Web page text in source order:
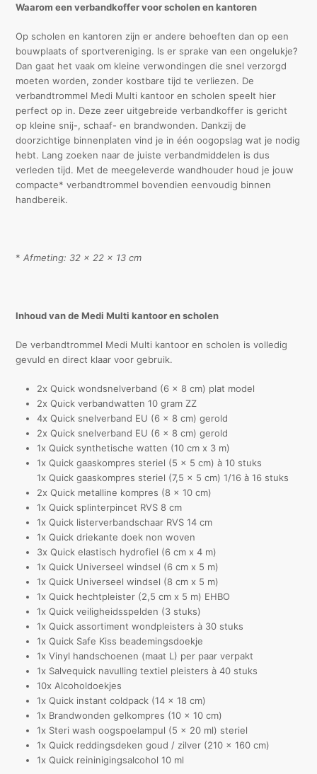
Waarom een verbandkoffer voor scholen en kantoren
Op scholen en kantoren zijn er andere behoeften dan op een
bouwplaats of sportvereniging. Is er sprake van een ongelukje?
Dan gaat het vaak om kleine verwondingen die snel verzorgd
moeten worden, zonder kostbare tijd te verliezen. De
verbandtrommel Medi Multi kantoor en scholen speelt hier
perfect op in. Deze zeer uitgebreide verbandkoffer is gericht
op kleine snij-, schaaf- en brandwonden. Dankzij de
doorzichtige binnenplaten vind je in één oogopslag wat je nodig
hebt. Lang zoeken naar de juiste verbandmiddelen is dus
verleden tijd. Met de meegeleverde wandhouder houd je jouw
compacte* verbandtrommel bovendien eenvoudig binnen
handbereik.
*Afmeting: 32 x 22 x 13 cm
Inhoud van de Medi Multi kantoor en scholen
De verbandtrommel Medi Multi kantoor en scholen is volledig
gevuld en direct klaar voor gebruik.
2x Quick wondsnelverband (6 x 8 cm) plat model
2x Quick verbandwatten 10 gram ZZ
4x Quick snelverband EU (6 x 8 cm) gerold
2x Quick snelverband EU (6 x 8 cm) gerold
1x Quick synthetische watten (10 cm x 3 m)
1x Quick gaaskompres steriel (5 x 5 cm) à 10 stuks
1x Quick gaaskompres steriel (7,5 x 5 cm) 1/16 à 16 stuks
2x Quick metalline kompres (8 x 10 cm)
1x Quick splinterpincet RVS 8 cm
1x Quick listerverbandschaar RVS 14 cm
1x Quick driekante doek non woven
3x Quick elastisch hydrofiel (6 cm x 4 m)
1x Quick Universeel windsel (6 cm x 5 m)
1x Quick Universeel windsel (8 cm x 5 m)
1x Quick hechtpleister (2,5 cm x 5 m) EHBO
1x Quick veiligheidsspelden (3 stuks)
1x Quick assortiment wondpleisters à 30 stuks
1x Quick Safe Kiss beademingsdoekje
1x Vinyl handschoenen (maat L) per paar verpakt
1x Salvequick navulling textiel pleisters à 40 stuks
10x Alcoholdoekjes
1x Quick instant coldpack (14 x 18 cm)
1x Brandwonden gelkompres (10 x 10 cm)
1x Steri wash oogspoelampul (5 x 20 ml) steriel
1x Quick reddingsdeken goud / zilver (210 x 160 cm)
1x Quick reininigingsalcohol 10 ml